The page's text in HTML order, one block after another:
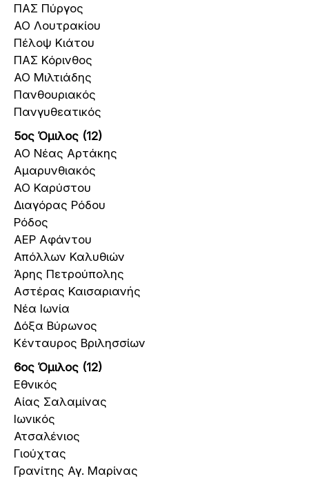
ΠΑΣ Πύργος
ΑΟ Λουτρακίου
Πέλοψ Κιάτου
ΠΑΣ Κόρινθος
ΑΟ Μιλτιάδης
Πανθουριακός
Πανγυθεατικός
5ος Όμιλος (12)
ΑΟ Νέας Αρτάκης
Αμαρυνθιακός
ΑΟ Καρύστου
Διαγόρας Ρόδου
Ρόδος
ΑΕΡ Αφάντου
Απόλλων Καλυθιών
Άρης Πετρούπολης
Αστέρας Καισαριανής
Νέα Ιωνία
Δόξα Βύρωνος
Κένταυρος Βριλησσίων
6ος Όμιλος (12)
Εθνικός
Αίας Σαλαμίνας
Ιωνικός
Ατσαλένιος
Γιούχτας
Γρανίτης Αγ. Μαρίνας